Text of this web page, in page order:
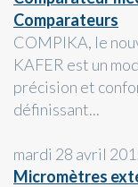
Comparateurs
COMPIKA, le
KAFER est un
précision et
définissant...
mardi 28 avril
Micromètres